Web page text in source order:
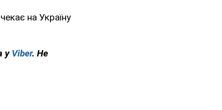
на Україну
у Viber. Не